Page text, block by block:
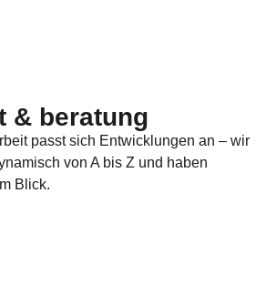
& beratung
passt sich Entwicklungen an – wir
von A bis Z und haben
Blick.